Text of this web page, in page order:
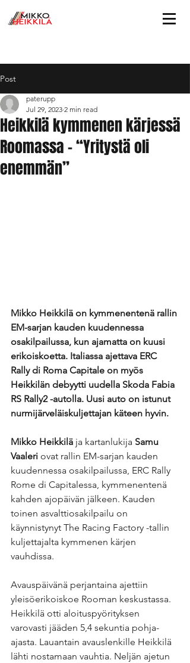
Post
Heikkilä kymmenen kärjessä
Roomassa – “Yritystä oli
enemmän”
paterupp
Jul 29, 2023 2 min read
Mikko Heikkilä on kymmenentenä rallin
EM-sarjan kauden kuudennessa
osakilpailussa, kun ajamatta on kuusi
erikoiskoetta. Italiassa ajettava ERC
Rally di Roma Capitale on myös
Heikkilän debyytti uudella Skoda Fabia
RS Rally2 -autolla. Uusi auto on istunut
nurmijärveläiskuljettajan käteen hyvin.
Mikko Heikkilä ja kartanlukija Samu
Vaaleri ovat rallin EM-sarjan kauden
kuudennessa osakilpailussa, ERC Rally
Rome di Capitalessa, kymmenentenä
kahden ajopäivän jälkeen. Kauden
toinen asvalttiosakilpailu on
käynnistynyt The Racing Factory -tallin
kuljettajalta kymmenen kärjen
vauhdissa.
Avauspäivänä perjantaina ajettiin
yleisöerikoiskoe Rooman keskustassa.
Heikkilä otti aloituspyörityksen
varovasti jääden 5,4 sekuntia pohja-
ajasta. Lauantain avauslenkille Heikkilä
lähti nostamaan vauhtia. Neljän ajetun